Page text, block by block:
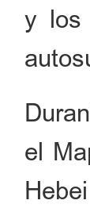
y los
el